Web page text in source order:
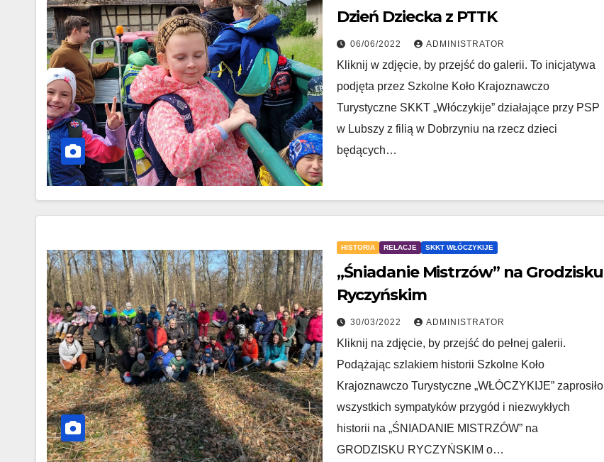
Dzień Dziecka z PTTK
06/06/2022 ADMINISTRATOR
Kliknij w zdjęcie, by przejść do galerii. To inicjatywa
podjęta przez Szkolne Koło Krajoznawczo
Turystyczne SKKT „Włóczykije” działające przy PSP
w Lubszy z filią w Dobrzyniu na rzecz dzieci
będących…
HISTORIA RELACJE SKKT WŁÓCZYKIJE
„Śniadanie Mistrzów” na Grodzisku
Ryczyńskim
30/03/2022 ADMINISTRATOR
Kliknij na zdjęcie, by przejść do pełnej galerii.
Podążając szlakiem historii Szkolne Koło
Krajoznawczo Turystyczne „WŁÓCZYKIJE” zaprosiło
wszystkich sympatyków przygód i niezwykłych
historii na „ŚNIADANIE MISTRZÓW” na
GRODZISKU RYCZYŃSKIM o…